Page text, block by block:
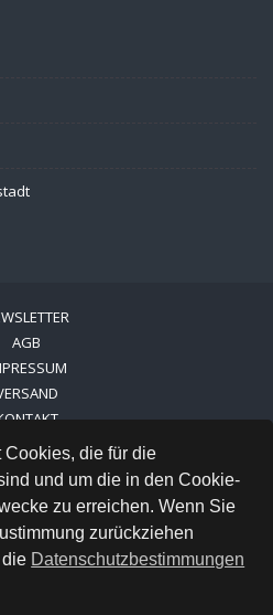
Cookies, die für die
und um die in den Cookie-
zu erreichen. Wenn Sie
zurückziehen
Datenschutzbestimmungen
AGB
LINKS